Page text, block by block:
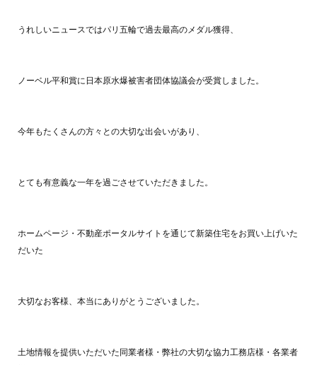
うれしいニュースではパリ五輪で過去最高のメダル獲得、
ノーベル平和賞に日本原水爆被害者団体協議会が受賞しました。
今年もたくさんの方々との大切な出会いがあり、
とても有意義な一年を過ごさせていただきました。
ホームページ・不動産ポータルサイトを通じて新築住宅をお買い上げいた
だいた
大切なお客様、本当にありがとうございました。
土地情報を提供いただいた同業者様・弊社の大切な協力工務店様・各業者